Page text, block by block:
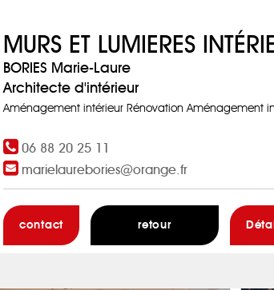
MURS ET LUMIERES
BORIES Marie-Laure
Architecte d'intérieur
Aménagement intérieur Rénovation Aménagement
06 88 20 25 11
marielaurebories@orange.fr
contact retour